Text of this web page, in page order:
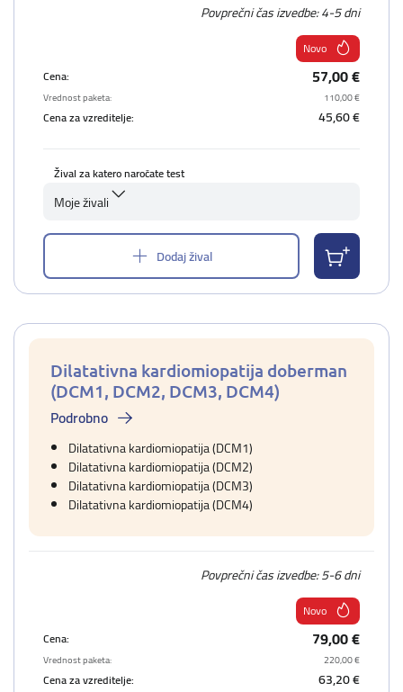
Povprečni čas izvedbe: 4-5 dni
Novo
Cena:
57,00 €
Vrednost paketa: 110,00 €
Cena za vzreditelje: 45,60 €
Žival za katero naročate test
Moje živali
Dodaj žival
Dilatativna kardiomiopatija doberman
(DCM1, DCM2, DCM3, DCM4)
Podrobno
Dilatativna kardiomiopatija (DCM1)
Dilatativna kardiomiopatija (DCM2)
Dilatativna kardiomiopatija (DCM3)
Dilatativna kardiomiopatija (DCM4)
Povprečni čas izvedbe: 5-6 dni
Novo
Cena:
79,00 €
Vrednost paketa: 220,00 €
Cena za vzreditelje: 63,20 €